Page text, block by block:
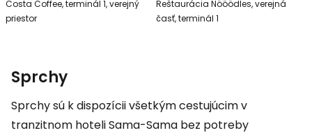
Costa Coffee, terminál 1, verejný
priestor
Reštaurácia Nööödles, verejná
časť, terminál 1
Sprchy
Sprchy sú k dispozícii všetkým cestujúcim v
tranzitnom hoteli Sama-Sama bez potreby